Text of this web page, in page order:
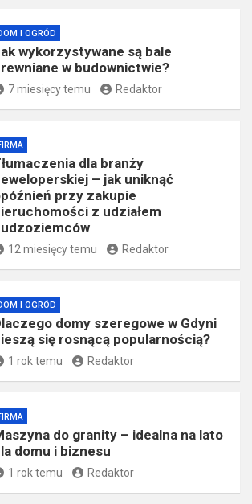
I OGRÓD
wykorzystywane są bale
w budownictwie?
7 miesięcy temu Redaktor
dla branży
– jak uniknąć
przy zakupie
z udziałem
12 miesięcy temu Redaktor
I OGRÓD
domy szeregowe w Gdyni
się rosnącą popularnością?
1 rok temu Redaktor
do granity – idealna na lato
domu i biznesu
1 rok temu Redaktor